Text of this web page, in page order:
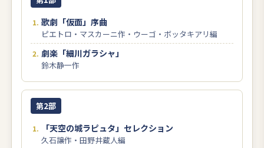
歌劇「仮面」序曲
ピエトロ・マスカーニ作・ウーゴ・ボッタキアリ編
劇楽「細川ガラシャ」
鈴木静一作
第2部
「天空の城ラピュタ」セレクション
久石譲作・田野井蔵人編